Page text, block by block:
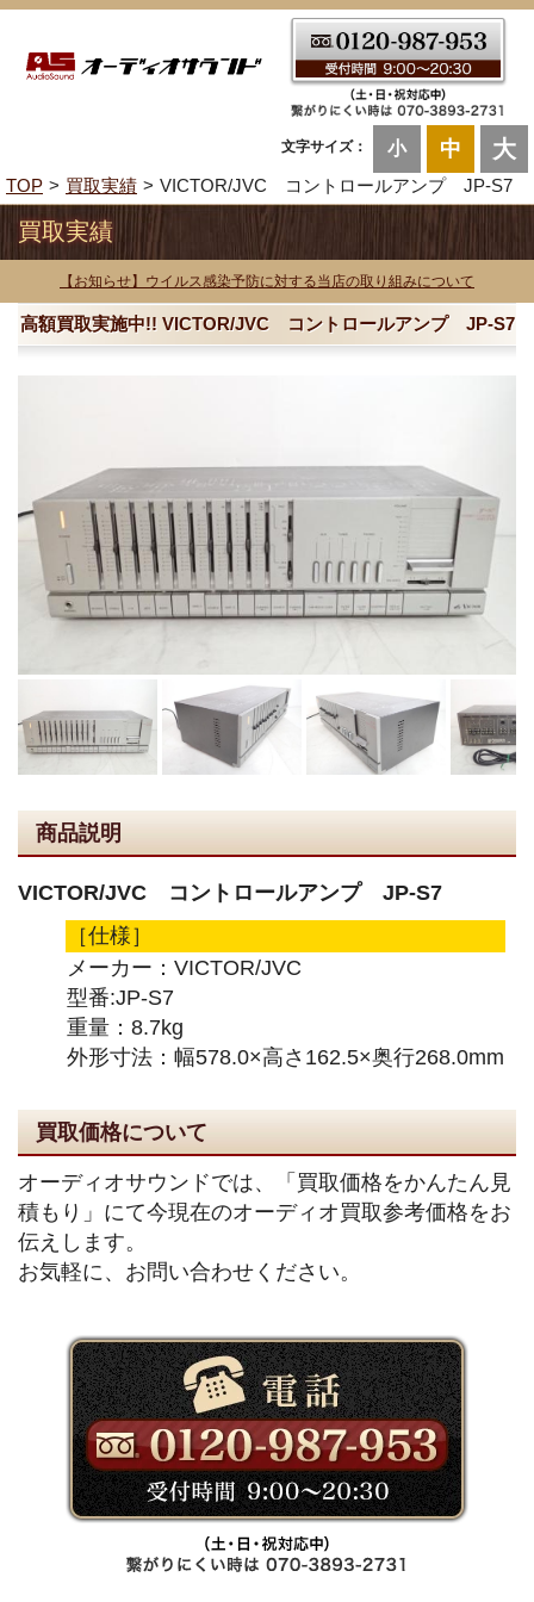
文字サイズ： 小 中 大
TOP 買取実績 VICTOR/JVC コントロールアンプ JP-S7
買取実績
【お知らせ】ウイルス感染予防に対する当店の取り組みについて
高額買取実施中!! VICTOR/JVC コントロールアンプ JP-S7
商品説明
VICTOR/JVC コントロールアンプ JP-S7
［仕様］
メーカー：VICTOR/JVC
型番:JP-S7
重量：8.7kg
外形寸法：幅578.0×高さ162.5×奥行268.0mm
買取価格について
オーディオサウンドでは、「買取価格をかんたん見
積もり」にて今現在のオーディオ買取参考価格をお
伝えします。
お気軽に、お問い合わせください。